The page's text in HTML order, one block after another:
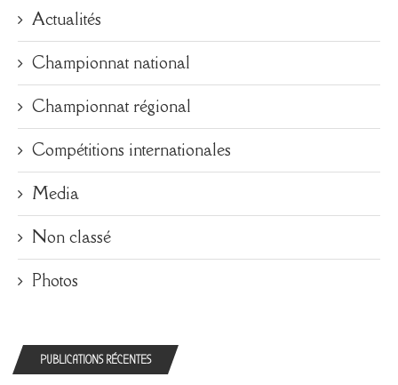
Actualités
Championnat national
Championnat régional
Compétitions internationales
Media
Non classé
Photos
PUBLICATIONS RÉCENTES